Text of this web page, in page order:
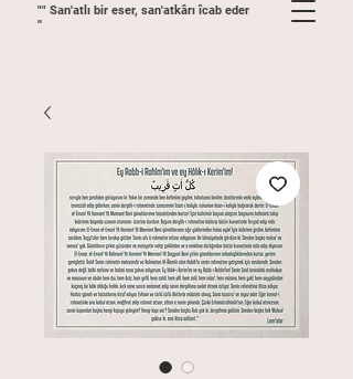
"" San'atlı bir eser, san'atkârı îcab eder
''